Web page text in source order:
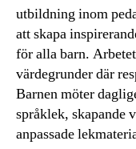
utbildning inom
att skapa
för alla barn.
värdegrunder där
Barnen möter
språklek, skapande
anpassade